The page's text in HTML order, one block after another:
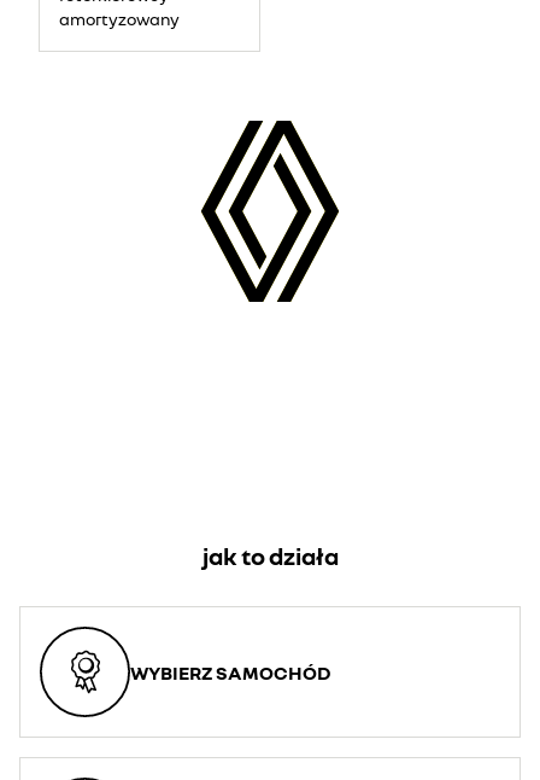
amortyzowany
jak to działa
WYBIERZ SAMOCHÓD